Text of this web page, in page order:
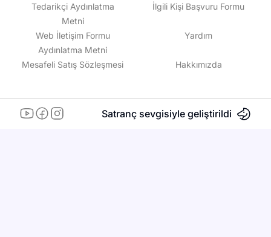
Tedarikçi Aydınlatma
Metni
İlgili Kişi Başvuru Formu
Web İletişim Formu
Aydınlatma Metni
Yardım
Mesafeli Satış Sözleşmesi Hakkımızda
Satranç sevgisiyle geliştirildi